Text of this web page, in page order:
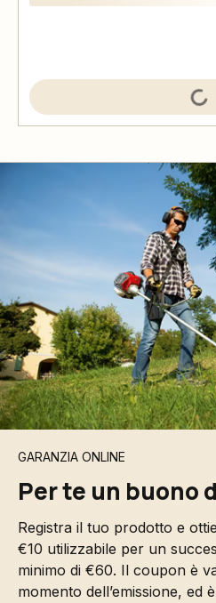
GARANZIA ONLINE
Per te un buono
Registra il tuo prodotto e
€10 utilizzabile per un
minimo di €60. Il coupon è
momento dell’emissione, ed